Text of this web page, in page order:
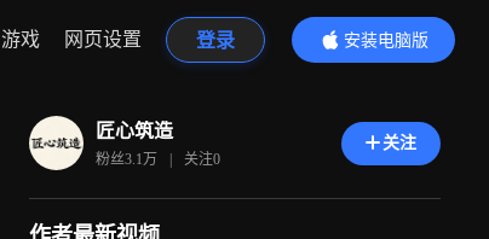
游戏 网页设置 登录
安装电脑版
内容更精彩
匠心筑造
粉丝3.1万 | 关注0
关注